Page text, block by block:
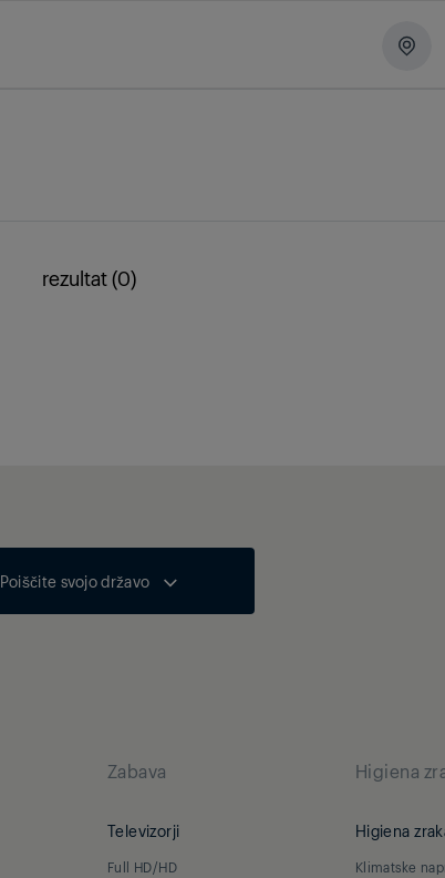
rezultat (0)
Poiščite svojo državo
Zabava
Televizorji
Full HD/HD
Higiena
Higiena
Klimatske